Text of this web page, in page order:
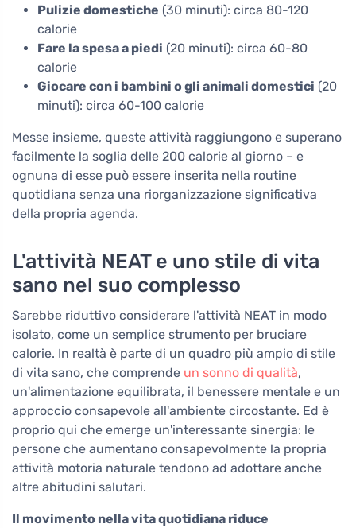
Pulizie domestiche (30 minuti): circa 80-120
calorie
Fare la spesa a piedi (20 minuti): circa 60-80
calorie
Giocare con i bambini o gli animali domestici (20
minuti): circa 60-100 calorie
Messe insieme, queste attività raggiungono e superano
facilmente la soglia delle 200 calorie al giorno – e
ognuna di esse può essere inserita nella routine
quotidiana senza una riorganizzazione significativa
della propria agenda.
L'attività NEAT e uno stile di vita
sano nel suo complesso
Sarebbe riduttivo considerare l'attività NEAT in modo
isolato, come un semplice strumento per bruciare
calorie. In realtà è parte di un quadro più ampio di stile
di vita sano, che comprende un sonno di qualità,
un'alimentazione equilibrata, il benessere mentale e un
approccio consapevole all'ambiente circostante. Ed è
proprio qui che emerge un'interessante sinergia: le
persone che aumentano consapevolmente la propria
attività motoria naturale tendono ad adottare anche
altre abitudini salutari.
Il movimento nella vita quotidiana riduce